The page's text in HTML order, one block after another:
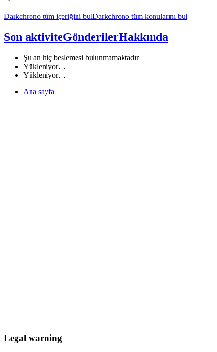
Darkchrono tüm içeriğini bulDarkchrono tüm konularını bul
Son aktiviteGönderilerHakkında
Şu an hiç beslemesi bulunmamaktadır.
Yükleniyor…
Yükleniyor…
Ana sayfa
Legal warning